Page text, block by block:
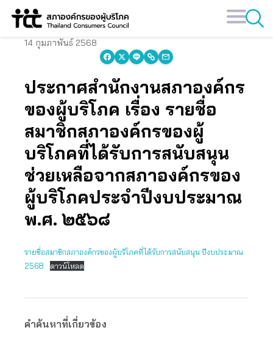
Skip
14 กุมภาพันธ์ 2568
ประกาศสํานักงานสภาองค์กร
ของผู้บริโภค เรื่อง รายชื่อ
สมาชิกสภาองค์กรของผู้
บริโภคที่ได้รับการสนับสนุน
ช่วยเหลือจากสภาองค์กรของ
ผู้บริโภคประจําปีงบประมาณ
พ.ศ. ๒๕๖๘
รายชื่อสมาชิกสภาองค์กรของผู้บริโภคที่ได้รับการสนับสนุน ปีงบประมาณ
2568
ดาวน์โหลด
คำค้นหาที่เกี่ยวข้อง